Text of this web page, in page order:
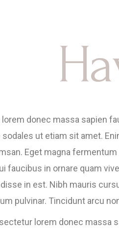
donec massa sapien
ut etiam sit amet.
Eget magna fermentum
faucibus in ornare quam
in est. Nibh mauris
pulvinar. Tincidunt arcu
lorem donec massa